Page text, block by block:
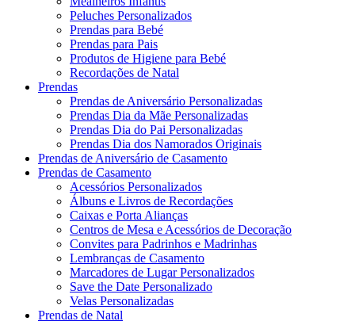
Peluches Personalizados
Prendas para Bebé
Prendas para Pais
Produtos de Higiene para Bebé
Recordações de Natal
Prendas
Prendas de Aniversário Personalizadas
Prendas Dia da Mãe Personalizadas
Prendas Dia do Pai Personalizadas
Prendas Dia dos Namorados Originais
Prendas de Aniversário de Casamento
Prendas de Casamento
Acessórios Personalizados
Álbuns e Livros de Recordações
Caixas e Porta Alianças
Centros de Mesa e Acessórios de Decoração
Convites para Padrinhos e Madrinhas
Lembranças de Casamento
Marcadores de Lugar Personalizados
Save the Date Personalizado
Velas Personalizadas
Prendas de Natal